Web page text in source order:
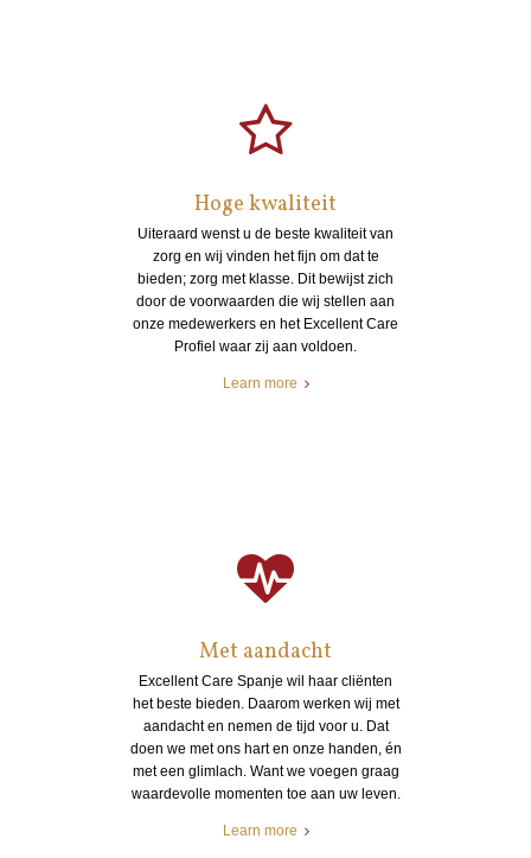
Hoge kwaliteit
Uiteraard wenst u de beste kwaliteit van
zorg en wij vinden het fijn om dat te
bieden; zorg met klasse. Dit bewijst zich
door de voorwaarden die wij stellen aan
onze medewerkers en het Excellent Care
Profiel waar zij aan voldoen.
Learn more
Met aandacht
Excellent Care Spanje wil haar cliënten
het beste bieden. Daarom werken wij met
aandacht en nemen de tijd voor u. Dat
doen we met ons hart en onze handen, én
met een glimlach. Want we voegen graag
waardevolle momenten toe aan uw leven.
Learn more